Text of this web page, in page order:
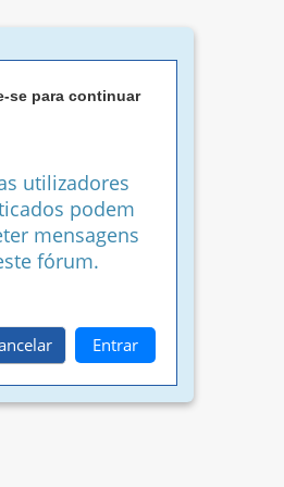
se para continuar
utilizadores
podem
mensagens
fórum.
Entrar